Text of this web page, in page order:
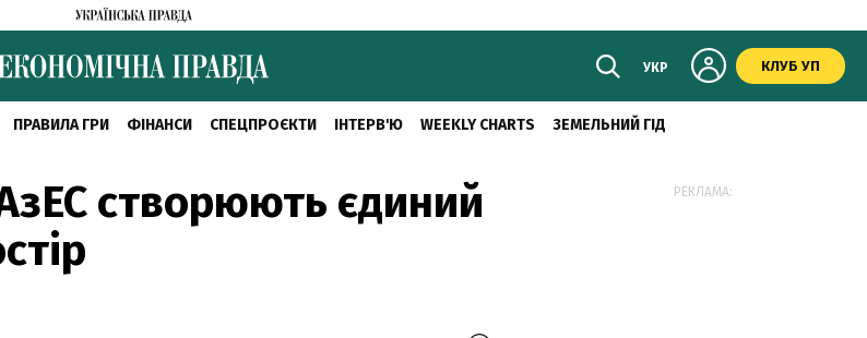
УКР КЛУБ УП
ПРАВИЛА ГРИ ФІНАНСИ СПЕЦПРОЄКТИ ІНТЕРВ'Ю WEEKLY CHARTS ЗЕМЕЛЬНИЙ ГІД
створюють єдиний
РЕКЛАМА: